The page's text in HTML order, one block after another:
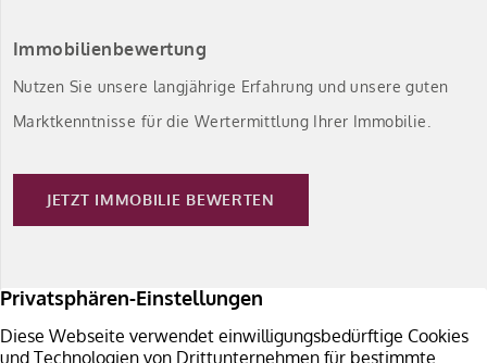
Immobilienbewertung
Nutzen Sie unsere langjährige Erfahrung und unsere guten
Marktkenntnisse für die Wertermittlung Ihrer Immobilie.
JETZT IMMOBILIE BEWERTEN